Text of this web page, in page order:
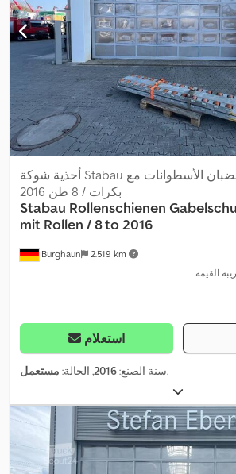
Burghaun 2.519 km
أحذية شوكة Stabau قضبان الأسطوانات مع
بكرات / 8 طن 2016
Stabau Rollenschienen
mit Rollen / 8 to 2016
القيمة
استعلام
سنة الصنع:2016, الحالة: مستعمل ,